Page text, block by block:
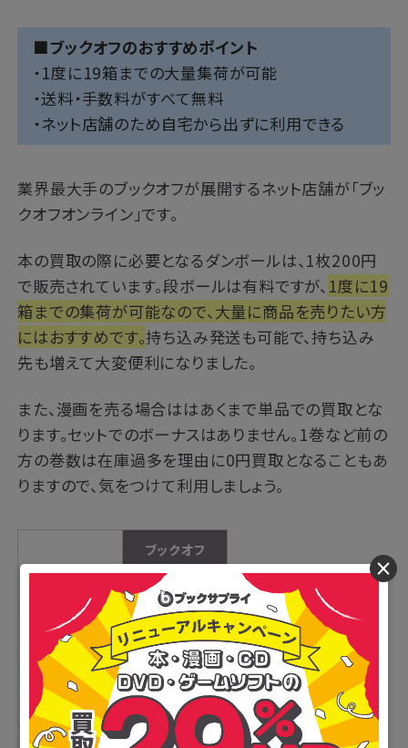
■ブックオフのおすすめポイント
・1度に19箱までの大量集荷が可能
・送料・手数料がすべて無料
・ネット店舗のため自宅から出ずに利用できる
業界最大手のブックオフが展開するネット店舗が「ブッ
クオフオンライン」です。
本の買取の際に必要となるダンボールは、1枚200円
で販売されています。段ボールは有料ですが、 1度に19
箱までの集荷が可能なので、大量に商品を売りたい方
にはおすすめです。持ち込み発送も可能で、持ち込み
先も増えて大変便利になりました。
また、漫画を売る場合ははあくまで単品での買取とな
ります。セットでのボーナスはありません。1巻など前の
方の巻数は在庫過多を理由に0円買取となることもあ
りますので、気をつけて利用しましょう。
ブックオフ
ブックオフ
宅配買取キッ
トあり
✕
送料
無料
×